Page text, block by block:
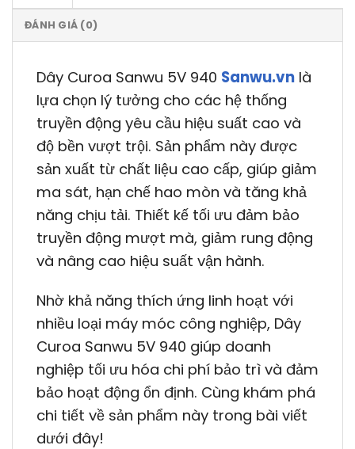
ĐÁNH GIÁ (0)
Dây Curoa Sanwu 5V 940 Sanwu.vn là
lựa chọn lý tưởng cho các hệ thống
truyền động yêu cầu hiệu suất cao và
độ bền vượt trội. Sản phẩm này được
sản xuất từ chất liệu cao cấp, giúp giảm
ma sát, hạn chế hao mòn và tăng khả
năng chịu tải. Thiết kế tối ưu đảm bảo
truyền động mượt mà, giảm rung động
và nâng cao hiệu suất vận hành.
Nhờ khả năng thích ứng linh hoạt với
nhiều loại máy móc công nghiệp, Dây
Curoa Sanwu 5V 940 giúp doanh
nghiệp tối ưu hóa chi phí bảo trì và đảm
bảo hoạt động ổn định. Cùng khám phá
chi tiết về sản phẩm này trong bài viết
dưới đây!